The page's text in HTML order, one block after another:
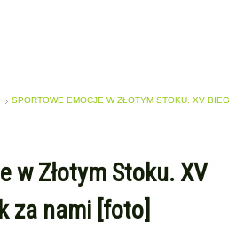
SPORTOWE EMOCJE W ZŁOTYM STOKU. XV BIEG
w Złotym Stoku. XV
za nami [foto]